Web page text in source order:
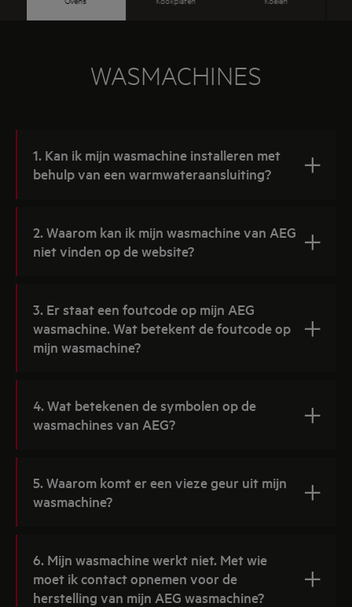
WASMACHINES
1. Kan ik mijn wasmachine installeren met
behulp van een warmwateraansluiting?
2. Waarom kan ik mijn wasmachine van AEG
niet vinden op de website?
3. Er staat een foutcode op mijn AEG
wasmachine. Wat betekent de foutcode op
mijn wasmachine?
4. Wat betekenen de symbolen op de
wasmachines van AEG?
5. Waarom komt er een vieze geur uit mijn
wasmachine?
6. Mijn wasmachine werkt niet. Met wie
moet ik contact opnemen voor de
herstelling van mijn AEG wasmachine?